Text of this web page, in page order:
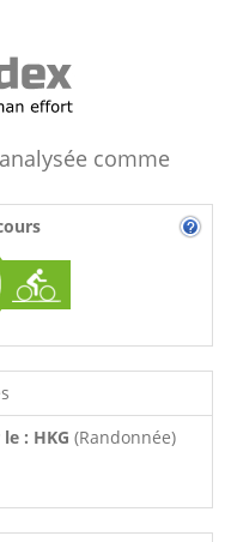
comme
: HKG (Randonnée)